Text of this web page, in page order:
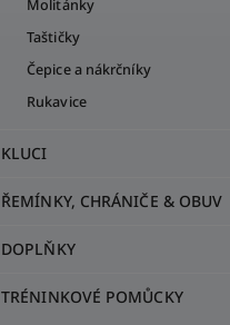
Molitánky
Taštičky
Čepice a nákrčníky
Rukavice
KLUCI
ŘEMÍNKY, CHRÁNIČE & OBUV
DOPLŇKY
TRÉNINKOVÉ POMŮCKY